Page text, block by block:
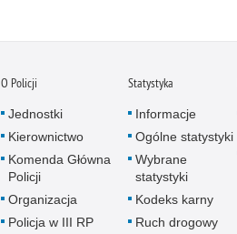
O Policji
Jednostki
Kierownictwo
Komenda Główna
Policji
Organizacja
Policja w III RP
Statystyka
Informacje
Ogólne statystyki
Wybrane
statystyki
Kodeks karny
Ruch drogowy